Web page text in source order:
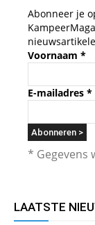
Abonneer je
Voornaam *
E-mailadres *
* Gegevens
LAATSTE